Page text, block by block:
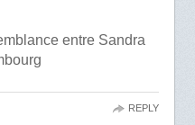
entre Sandra
REPLY